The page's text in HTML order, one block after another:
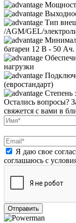
Тип
/AGM/GEL/
батареи 12 В - 50 Ач.
нагрузки
(евростандарт)
Cтепень
Остались вопросы?
свяжется с вами в
Я даю свое
соглашаюсь с
Отправить